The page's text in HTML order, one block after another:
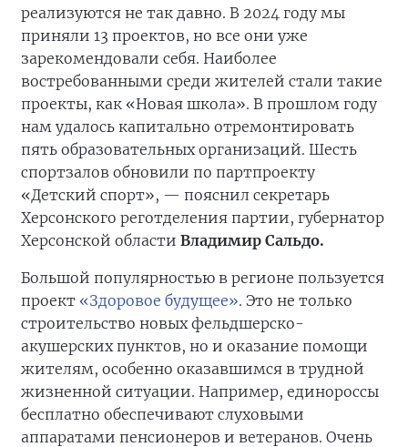
реализуются не так давно. В 2024 году мы
приняли 13 проектов, но все они уже
зарекомендовали себя. Наиболее
востребованными среди жителей стали такие
проекты, как «Новая школа». В прошлом году
нам удалось капитально отремонтировать
пять образовательных организаций. Шесть
спортзалов обновили по партпроекту
«Детский спорт», — пояснил секретарь
Херсонского реготделения партии, губернатор
Херсонской области Владимир Сальдо.
Большой популярностью в регионе пользуется
проект «Здоровое будущее». Это не только
строительство новых фельдшерско-
акушерских пунктов, но и оказание помощи
жителям, особенно оказавшимся в трудной
жизненной ситуации. Например, единороссы
бесплатно обеспечивают слуховыми
аппаратами пенсионеров и ветеранов. Очень